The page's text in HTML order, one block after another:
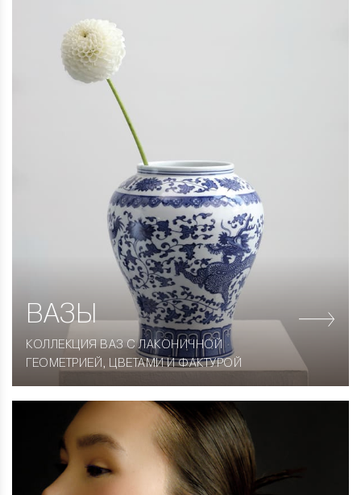
ВАЗЫ
КОЛЛЕКЦИЯ ВАЗ С ЛАКОНИЧНОЙ
ГЕОМЕТРИЕЙ, ЦВЕТАМИ И ФАКТУРОЙ